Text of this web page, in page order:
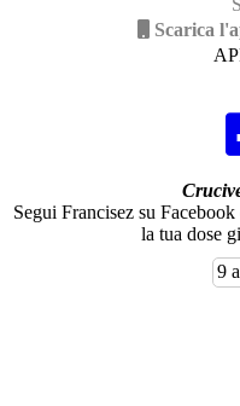
Scarica
Segui Francisez su
la tua dose
9